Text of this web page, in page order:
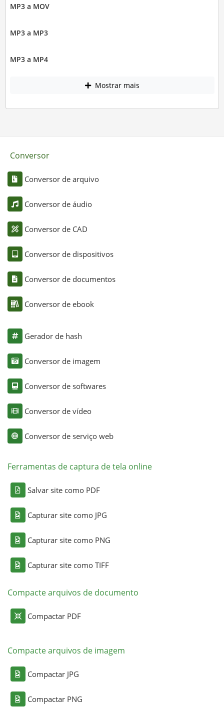
MP3 a MOV
MP3 a MP3
MP3 a MP4
Mostrar mais
Conversor
Conversor de arquivo
Conversor de áudio
Conversor de CAD
Conversor de dispositivos
Conversor de documentos
Conversor de ebook
Gerador de hash
Conversor de imagem
Conversor de softwares
Conversor de vídeo
Conversor de serviço web
Ferramentas de captura de tela online
Salvar site como PDF
Capturar site como JPG
Capturar site como PNG
Capturar site como TIFF
Compacte arquivos de documento
Compactar PDF
Compacte arquivos de imagem
Compactar JPG
Compactar PNG